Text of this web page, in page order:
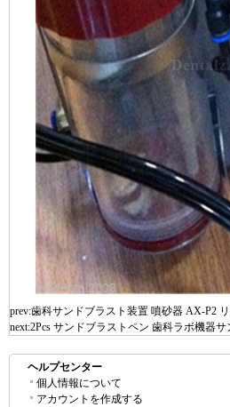
prev:歯科サンドブラスト装置 噴砂器 AX-P2
next:2Pcs サンドブラストペン 歯科ラボ機器
ヘルプセンター
個人情報について
アカウントを作成する